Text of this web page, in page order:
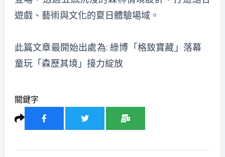
遊戲、藝術與文化的夏日體驗場域。
此篇文章最開始出處為:綠博「格致寶藏」落幕
童玩「森歷其境」接力綻放
關鍵字